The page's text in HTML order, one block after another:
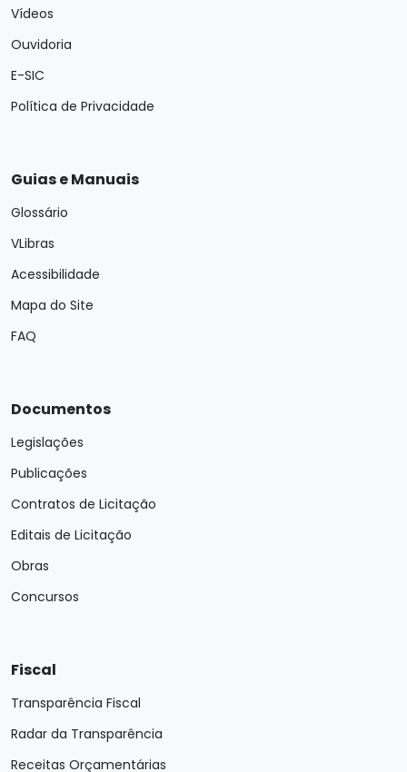
Vídeos
Ouvidoria
E-SIC
Política de Privacidade
Guias e Manuais
Glossário
VLibras
Acessibilidade
Mapa do Site
FAQ
Documentos
Legislações
Publicações
Contratos de Licitação
Editais de Licitação
Obras
Concursos
Fiscal
Transparência Fiscal
Radar da Transparência
Receitas Orçamentárias